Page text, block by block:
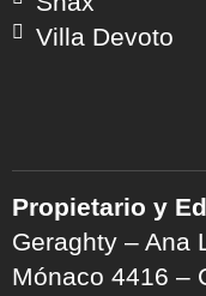
Villa Devoto
Propietario y
Geraghty – Ana
Mónaco 4416 –